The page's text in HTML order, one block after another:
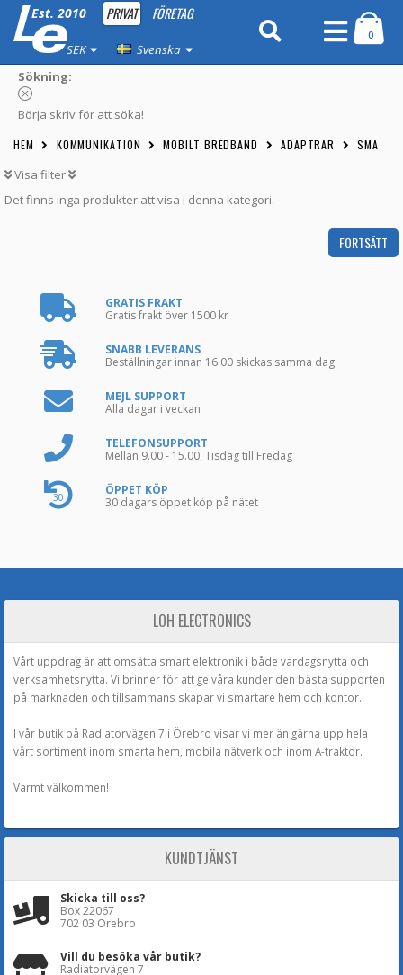
Est. 2010 PRIVAT FÖRETAG
SEK Svenska
0
Sökning:
Börja skriv för att söka!
HEM KOMMUNIKATION MOBILT BREDBAND ADAPTRAR SMA
Visa filter
Det finns inga produkter att visa i denna kategori.
FORTSÄTT
GRATIS FRAKT
Gratis frakt över 1500 kr
SNABB LEVERANS
Beställningar innan 16.00 skickas samma dag
MEJL SUPPORT
Alla dagar i veckan
TELEFONSUPPORT
Mellan 9.00 - 15.00, Tisdag till Fredag
30
ÖPPET KÖP
30 dagars öppet köp på nätet
LOH ELECTRONICS
Vårt uppdrag är att omsätta smart elektronik i både vardagsnytta och
verksamhetsnytta. Vi brinner för att ge våra kunder den bästa supporten
på marknaden och tillsammans skapar vi smartare hem och kontor.
I vår butik på Radiatorvägen 7 i Örebro visar vi mer än gärna upp hela
vårt sortiment inom smarta hem, mobila nätverk och inom A-traktor.
Varmt välkommen!
KUNDTJÄNST
Skicka till oss?
Box 22067
702 03 Örebro
Vill du besöka vår butik?
Radiatorvägen 7